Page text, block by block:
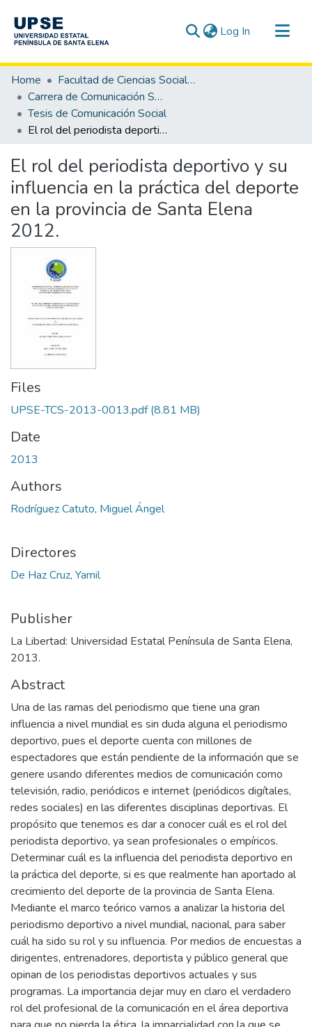
Log In (current)
Communities & Collections
All of DSpace
Statistics
Home
Facultad de Ciencias Sociales y de la Salud
Carrera de Comunicación Social
Tesis de Comunicación Social
El rol del periodista deportivo y su influencia en la práctica del deporte en la provincia de Santa Elena 2012.
El rol del periodista deportivo y su
influencia en la práctica del deporte
en la provincia de Santa Elena
2012.
Files
UPSE-TCS-2013-0013.pdf(8.81 MB)
Date
2013
Authors
Rodríguez Catuto, Miguel Ángel
Directores
De Haz Cruz, Yamil
Publisher
La Libertad: Universidad Estatal Península de Santa Elena,
2013.
Abstract
Una de las ramas del periodismo que tiene una gran
influencia a nivel mundial es sin duda alguna el periodismo
deportivo, pues el deporte cuenta con millones de
espectadores que están pendiente de la información que se
genere usando diferentes medios de comunicación como
televisión, radio, periódicos e internet (periódicos digítales,
redes sociales) en las diferentes disciplinas deportivas. El
propósito que tenemos es dar a conocer cuál es el rol del
periodista deportivo, ya sean profesionales o empíricos.
Determinar cuál es la influencia del periodista deportivo en
la práctica del deporte, si es que realmente han aportado al
crecimiento del deporte de la provincia de Santa Elena.
Mediante el marco teórico vamos a analizar la historia del
periodismo deportivo a nivel mundial, nacional, para saber
cuál ha sido su rol y su influencia. Por medios de encuestas a
dirigentes, entrenadores, deportista y público general que
opinan de los periodistas deportivos actuales y sus
programas. La importancia dejar muy en claro el verdadero
rol del profesional de la comunicación en el área deportiva